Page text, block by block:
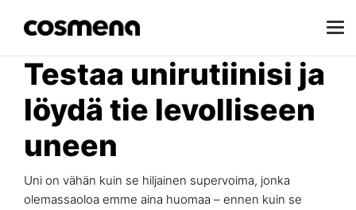
Testaa unirutiinisi ja
löydä tie levolliseen
uneen
Uni on vähän kuin se hiljainen supervoima, jonka
olemassaoloa emme aina huomaa – ennen kuin se